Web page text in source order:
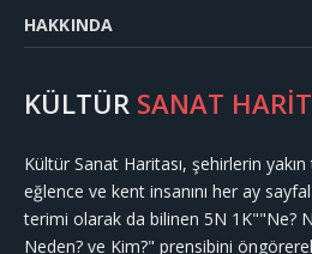
HAKKINDA
KÜLTÜR SANAT
Kültür Sanat Haritası, şehirlerin
eğlence ve kent insanını her ay
terimi olarak da bilinen 5N 1K""Ne?
Neden? ve Kim?" prensibini